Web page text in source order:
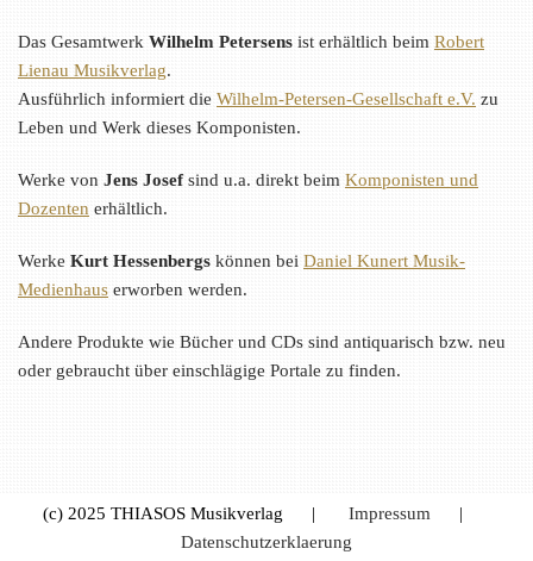
Das Gesamtwerk Wilhelm Petersens ist erhältlich beim Robert
Lienau Musikverlag.
Ausführlich informiert die Wilhelm-Petersen-Gesellschaft e.V. zu
Leben und Werk dieses Komponisten.
Werke von Jens Josefsind u.a. direkt beim Komponisten und
Dozenten erhältlich.
Werke Kurt Hessenbergs können bei Daniel Kunert Musik-
Medienhaus erworben werden.
Andere Produkte wie Bücher und CDs sind antiquarisch bzw. neu
oder gebraucht über einschlägige Portale zu finden.
(c) 2025 THIASOS Musikverlag | Impressum |
Datenschutzerklaerung